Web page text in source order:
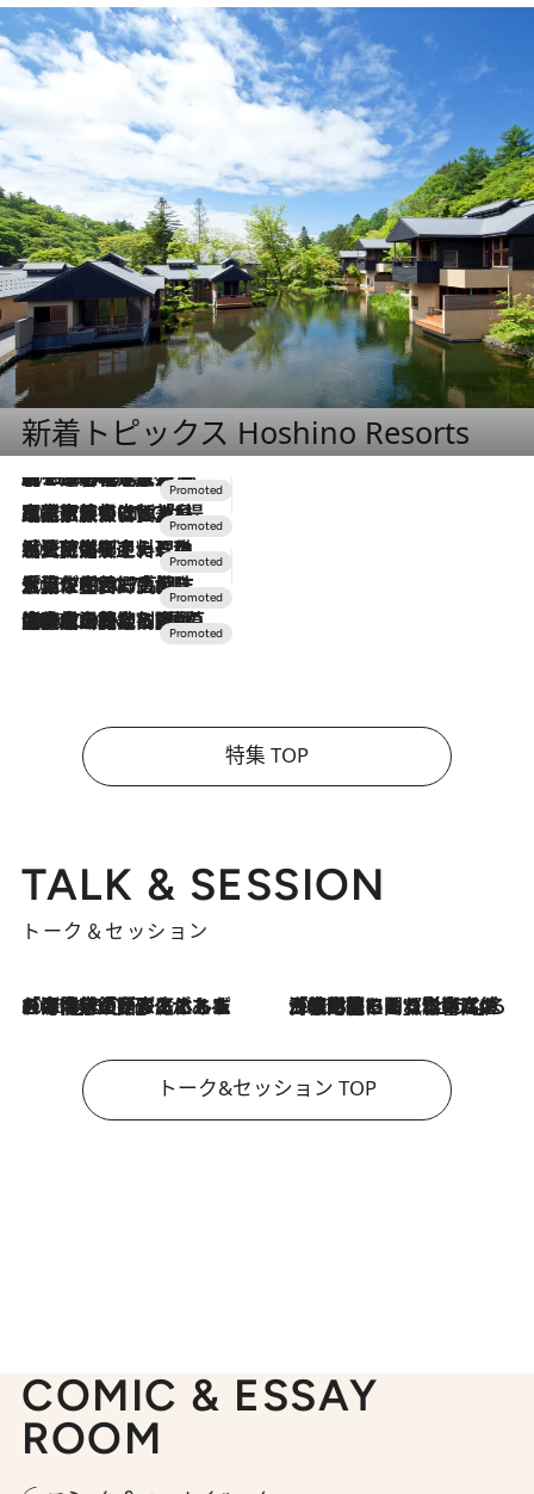
新着トピックス Hoshino Resorts
2026.8.7
【トンボの足水浴】ヒノキの香りに包まれて涼感マックス！約13℃の湧水かけ流しを避暑地「星野温泉 トンボの湯」で体験
2026.7.31
【ホテル帰省】という選択肢をOMOが提案。家族とほどよい距離を保つには「昼は実家、夜は気兼ねなくホテルで！」
2026.7.24
【夏限定ディナーコース】旬を迎える稚鮎や花ズッキーニなどをイタリア・トスカーナの郷土料理の手法で満喫！
2026.7.17
「土佐和ハーブかき氷」がOMO7高知に登場！生姜、山椒、大葉など目にも舌にも涼を呼ぶ郷土の味
2026.7.10
NEW OPEN！【界 草津】名湯の地に誕生。趣の異なる2種の温泉と上州ならではの会席・蕎麦割烹など美食を味わう究極の癒やし旅
特集 TOP
TALK & SESSION
トーク＆セッション
2026.8.3
「今後値上げがあるとすれば…」「リスクがあるのは今年の冬」エネルギー専門家が語る、ホルムズ海峡封鎖が家庭にもたらす“ある心配” 2026.8.3
「住宅建てられない…」「サーチャージ料の高値が続いている」ホルムズ海峡封鎖による影響はいつまで続く？《エネルギー専門家に聞く“どうなる日本の暮らし”》
トーク&セッション TOP
COMIC & ESSAY
ROOM